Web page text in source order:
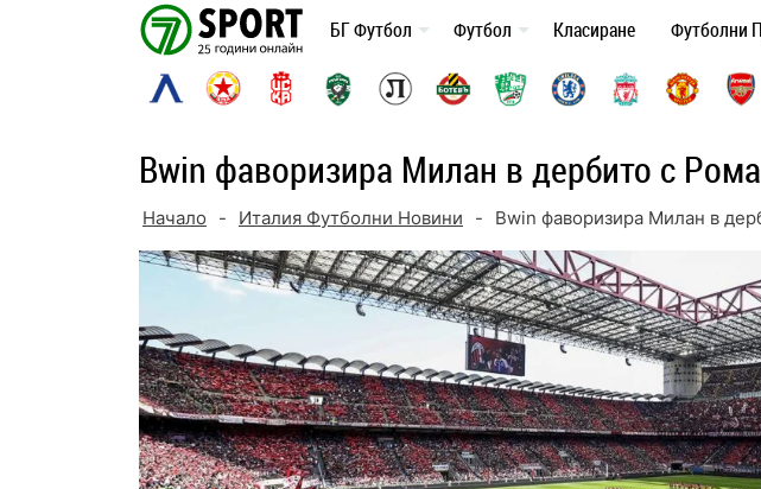
БГ Футбол Футбол Класиране Футболни
Bwin фаворизира Милан в дербито с Рома
Начало - Италия Футболни Новини - Bwin фаворизира Милан в